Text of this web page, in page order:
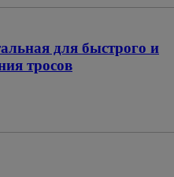
для быстрого и
тросов